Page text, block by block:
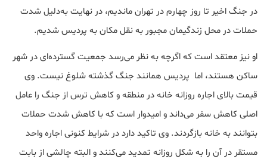
در جنگ اخیر تا روز چهارم در تهران ماندیم، در نهایت به‌دلیل شدت
حملات در محل زندگیمان مجبور به نقل مکان به پردیس شدیم.
او نیز معتقد است که اگرچه به نظر می‌رسد جمعیت گسترده‌ای در شهر
ساکن هستند، اما پردیس همانند جنگ گذشته شلوغ نیست. وی
قیمت بالای اجاره روزانه خانه در منطقه و کاهش ترس از جنگ را عامل
اصلی کاهش سفر می‌داند و امیدوار است که با کاهش شدت حملات
بتوانند به خانه بازگردند. وی تاکید دارد در شرایط کنونی اجاره واحد
مستقر در آن را به شکل روزانه تمدید می‌کنند و البته چالشی از بابت